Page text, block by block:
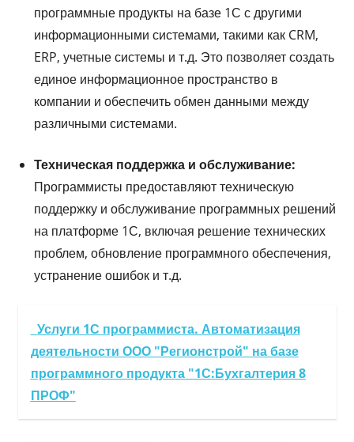
программные продукты на базе 1С с другими
информационными системами, такими как CRM,
ERP, учетные системы и т.д. Это позволяет создать
единое информационное пространство в
компании и обеспечить обмен данными между
различными системами.
Техническая поддержка и обслуживание:
Программисты предоставляют техническую
поддержку и обслуживание программных решений
на платформе 1С, включая решение технических
проблем, обновление программного обеспечения,
устранение ошибок и т.д.
Услуги 1С программиста. Автоматизация
деятельности ООО "Регионстрой" на базе
программного продукта "1С:Бухгалтерия 8
ПРОФ"